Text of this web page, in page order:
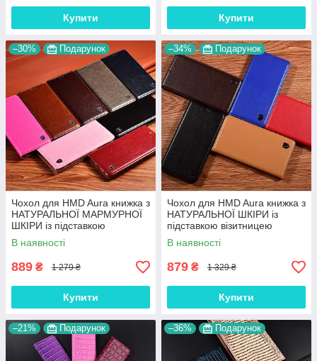
Купити Купити
–30% Подарунок
Чохол для HMD Aura книжка з
НАТУРАЛЬНОЇ МАРМУРНОЇ
ШКІРИ із підставкою
протиударний магнітний
"MARBLE"
В наявності
889 ₴ 1 279 ₴
Купити
–34% Подарунок
Чохол для HMD Aura книжка з
НАТУРАЛЬНОЇ ШКІРИ із
підставкою візитницею
протиударний
магнітний"CLASIC"
В наявності
879 ₴ 1 329 ₴
Купити
–21% Подарунок –36% Подарунок